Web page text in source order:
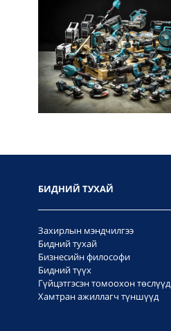
БИДНИЙ ТУХАЙ
Захирлын мэндчилгээ
Бидний тухай
Бизнесийн философи
Бидний түүх
Гүйцэтгэсэн томоохон төслүүд
Хамтран ажиллагч түншүүд